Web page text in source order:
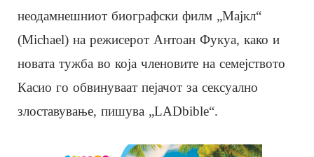
неодамнешниот биографски филм „Мајкл“
(Michael) на режисерот Антоан Фукуа, како и
новата тужба во која членовите на семејството
Касио го обвинуваат пејачот за сексуално
злоставување, пишува „LADbible“.